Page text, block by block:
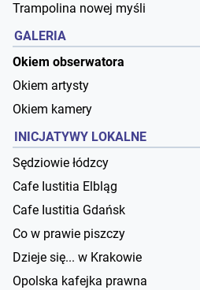
Trampolina nowej myśli
GALERIA
Okiem obserwatora
Okiem artysty
Okiem kamery
INICJATYWY LOKALNE
Sędziowie łódzcy
Cafe Iustitia Elbląg
Cafe Iustitia Gdańsk
Co w prawie piszczy
Dzieje się... w Krakowie
Opolska kafejka prawna